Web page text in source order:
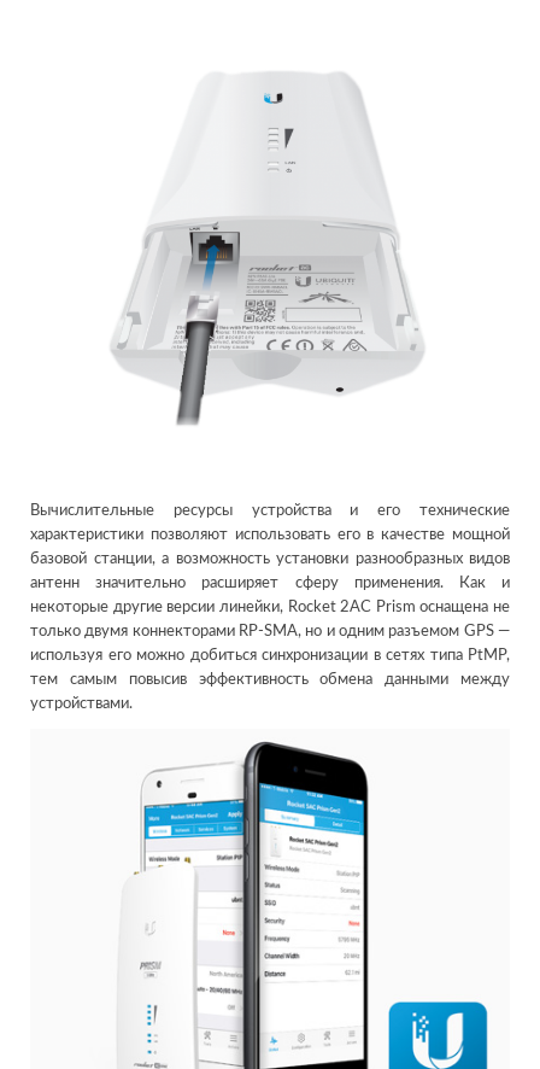
Вычислительные ресурсы устройства и его технические
характеристики позволяют использовать его в качестве мощной
базовой станции, а возможность установки разнообразных видов
антенн значительно расширяет сферу применения. Как и
некоторые другие версии линейки, Rocket 2AC Prism оснащена не
только двумя коннекторами RP-SMA, но и одним разъемом GPS —
используя его можно добиться синхронизации в сетях типа PtMP,
тем самым повысив эффективность обмена данными между
устройствами.